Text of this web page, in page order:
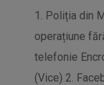
1. Poliția din
operațiune
telefonie
(Vice) 2.